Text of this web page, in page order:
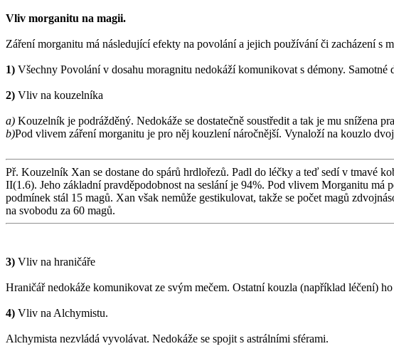
Vliv morganitu na magii.
Záření morganitu má následující efekty na povolání a jejich používání či zacházení s
1) Všechny Povolání v dosahu moragnitu nedokáží komunikovat s démony.
2) Vliv na kouzelníka
a) Kouzelník je podrážděný. Nedokáže se dostatečně soustředit a tak je mu snížena
b)Pod vlivem záření morganitu je pro něj kouzlení náročnější. Vynaloží na kouzlo
Př. Kouzelník Xan se dostane do spárů hrdlořezů. Padl do léčky a teď sedí v tmavé
II(1.6). Jeho základní pravděpodobnost na seslání je 94%. Pod vlivem Morganitu má
podmínek stál 15 magů. Xan však nemůže gestikulovat, takže se počet magů
na svobodu za 60 magů.
3) Vliv na hraničáře
Hraničář nedokáže komunikovat ze svým mečem. Ostatní kouzla (například léčení)
4) Vliv na Alchymistu.
Alchymista nezvládá vyvolávat. Nedokáže se spojit s astrálními sférami.